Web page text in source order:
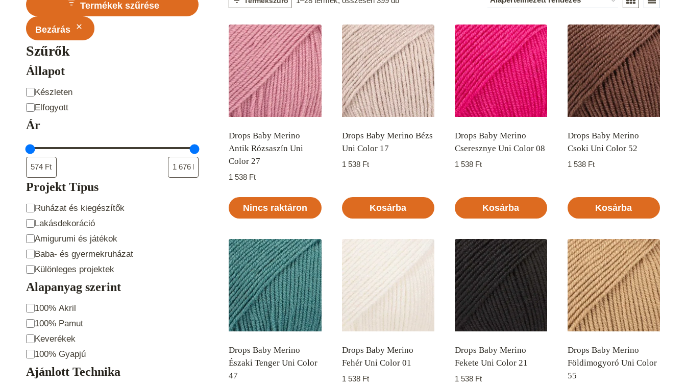
Drops Baby Merino
Antik Rózsaszín Uni
Color 27
1 538 Ft
Nincs raktáron
Drops Baby Merino Bézs
Uni Color 17
1 538 Ft
Kosárba
Drops Baby Merino
Cseresznye Uni Color 08
1 538 Ft
Kosárba
Drops Baby Merino
Csoki Uni Color 52
1 538 Ft
Kosárba
Drops Baby Merino
Északi Tenger Uni Color
47
Drops Baby Merino
Fehér Uni Color 01
1 538 Ft
Drops Baby Merino
Fekete Uni Color 21
1 538 Ft
Drops Baby Merino
Földimogyoró Uni Color
55
Termékek szűrése
Bezárás
Szűrők
Állapot
Állapot
Készleten
Elfogyott
Ár
Projekt Típus
Projekt
Típus
Ruházat és kiegészítők
Lakásdekoráció
Amigurumi és játékok
Baba- és gyermekruházat
Különleges projektek
Alapanyag szerint
Alapanyag
szerint
100% Akril
100% Pamut
Keverékek
100% Gyapjú
Ajánlott Technika